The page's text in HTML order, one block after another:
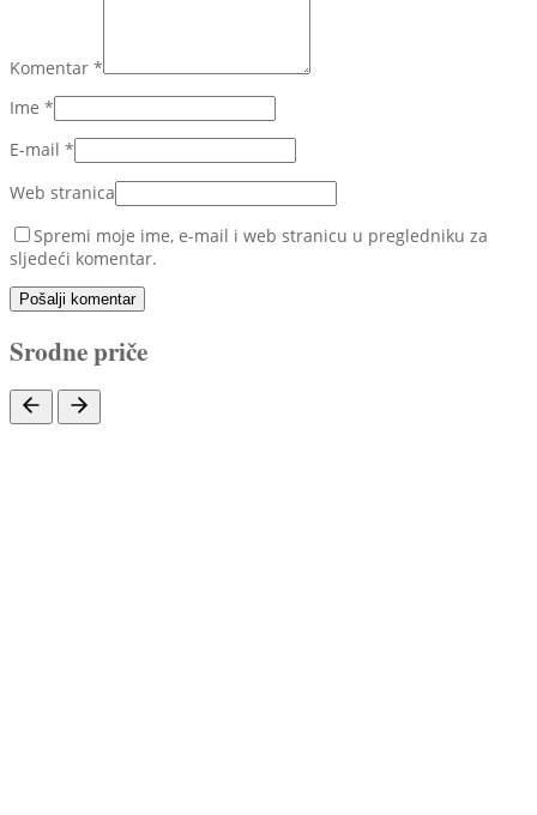
Komentar *
Ime *
E-mail *
Web stranica
Spremi moje ime, e-mail i web stranicu u pregledniku za
sljedeći komentar.
Pošalji komentar
Srodne priče